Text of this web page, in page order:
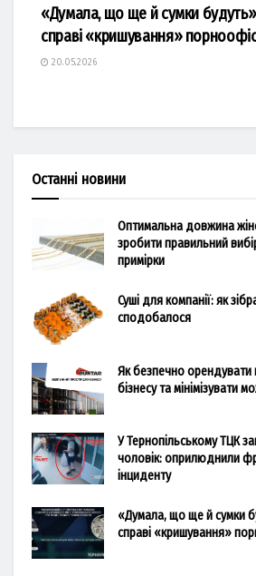
«Думала, що ще й сумки
справі «кришування»
20.05.2026
Останні новини
Оптимальна довжина
зробити правильний
примірки
Суші для компанії: як
сподобалося
Як безпечно
бізнесу та мінімізувати
У Тернопільському ТЦК
чоловік: оприлюднили
інциденту
«Думала, що ще й сумки
справі «кришування»